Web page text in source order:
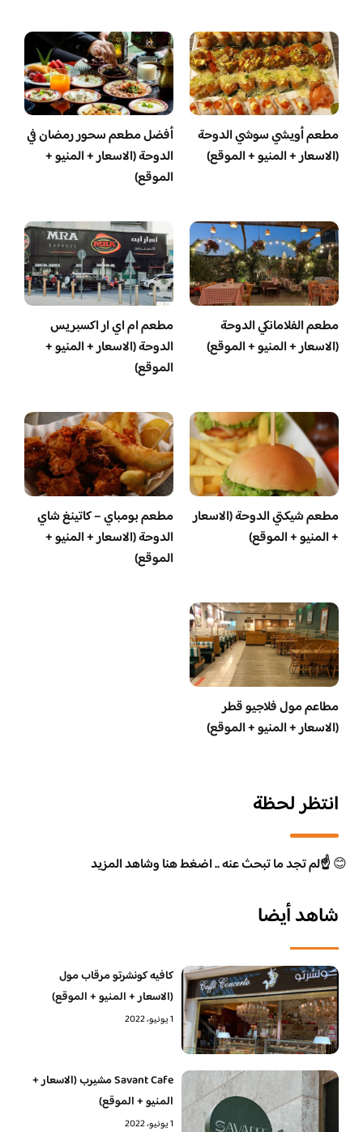
مطعم أويشي سوشي الدوحة
(الاسعار + المنيو + الموقع)
أفضل مطعم سحور رمضان في
الدوحة (الاسعار + المنيو +
الموقع)
مطعم الفلامانكي الدوحة
(الاسعار + المنيو + الموقع)
مطعم ام اي ار اكسبريس
الدوحة (الاسعار + المنيو +
الموقع)
مطعم شيكتي الدوحة (الاسعار
+ المنيو + الموقع)
مطعم بومباي – كاتينغ شاي
الدوحة (الاسعار + المنيو +
الموقع)
مطاعم مول فلاجيو قطر
(الاسعار + المنيو + الموقع)
انتظر لحظة
😊☝️لم تجد ما تبحث عنه .. اضغط هنا وشاهد المزيد
شاهد أيضا
كافيه كونشرتو مرقاب مول
(الاسعار + المنيو + الموقع)
1 يونيو، 2022
Savant Cafe مشيرب (الاسعار +
المنيو + الموقع)
1 يونيو، 2022